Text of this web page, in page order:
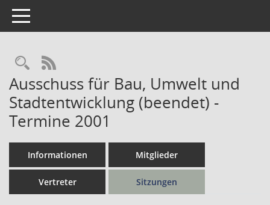
Toggle navigation
Rechercheauswahl
RSS-Feed
Ausschuss für Bau, Umwelt und
Stadtentwicklung (beendet) -
Termine 2001
Informationen Mitglieder
Vertreter Sitzungen